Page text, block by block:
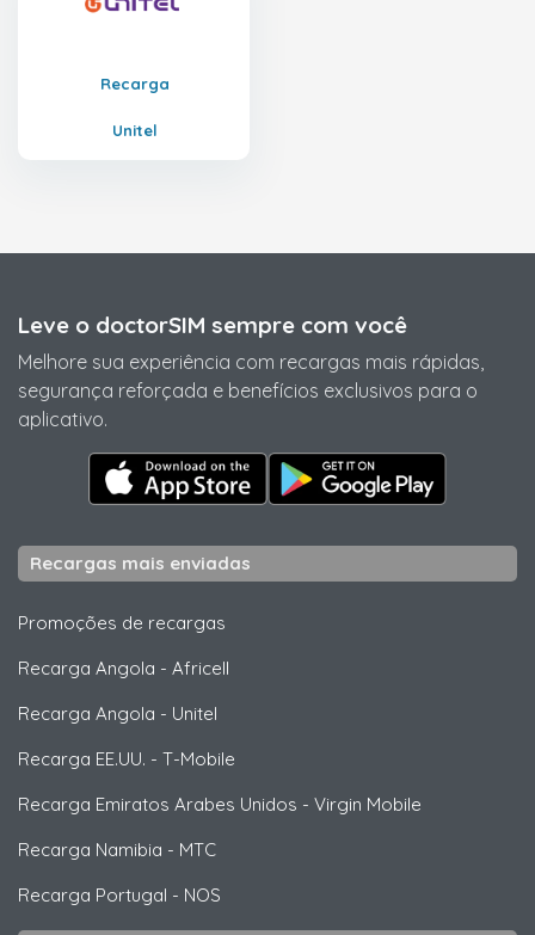
Recarga
Unitel
Leve o doctorSIM sempre com você
Melhore sua experiência com recargas mais rápidas,
segurança reforçada e benefícios exclusivos para o
aplicativo.
Recargas mais enviadas
Promoções de recargas
Recarga Angola - Africell
Recarga Angola - Unitel
Recarga EE.UU. - T-Mobile
Recarga Emiratos Arabes Unidos - Virgin Mobile
Recarga Namibia - MTC
Recarga Portugal - NOS